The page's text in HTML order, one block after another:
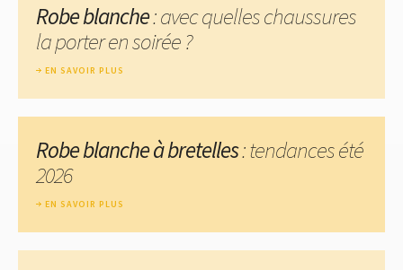
Robe blanche: avec quelles chaussures
la porter en soirée ?
EN SAVOIR PLUS
Robe blanche à bretelles: tendances été
2026
EN SAVOIR PLUS